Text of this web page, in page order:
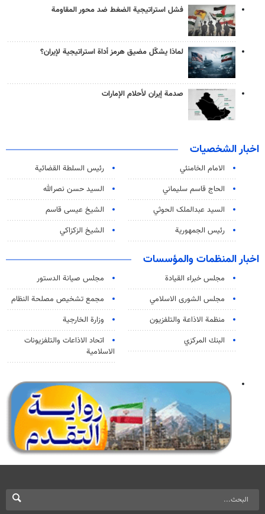
فشل استراتيجية الضغط ضد محور المقاومة
لماذا يشكّل مضيق هرمز أداة استراتيجية لإيران؟
صدمة إيران لأحلام الإمارات
اخبار الشخصيات
الامام الخامنئي
رئیس السلطة القضائیة
الحاج قاسم سليماني
السيد حسن نصرالله
السید عبدالملک الحوثي
الشيخ عيسى قاسم
رئيس الجمهورية
الشيخ الزكزاكي
اخبار المنظمات والمؤسسات
مجلس خبراء القيادة
مجلس صيانة الدستور
مجلس الشورى الاسلامي
مجمع تشخيص مصلحة النظام
منظمة الاذاعة والتلفزیون
وزارة الخارجية
البنك المركزي
اتحاد الاذاعات والتلفزيونات
الاسلامية